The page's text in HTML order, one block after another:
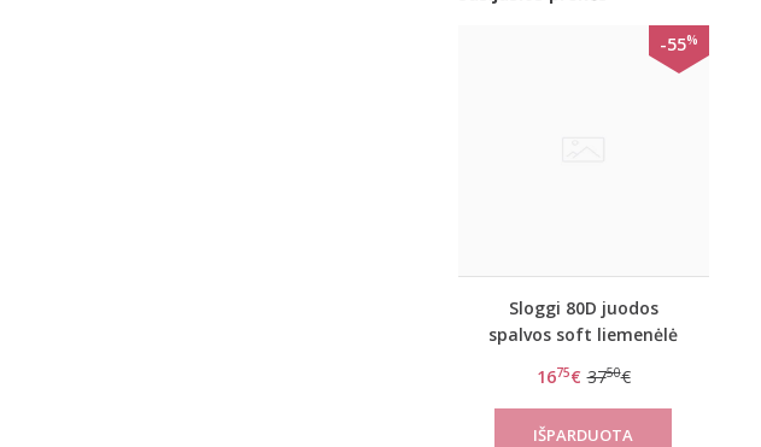
-55%
Sloggi 80D juodos
spalvos soft liemenėlė
1675€ 3750€